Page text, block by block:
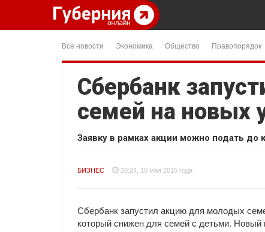
Все новости Экономика Общество Правопорядок
Сбербанк
семей на новых
Заявку в рамках акции можно подать до
БИЗНЕС 20:24, 15 мая 2015 года
Сбербанк запустил акцию для молодых
который снижен для семей с детьми.